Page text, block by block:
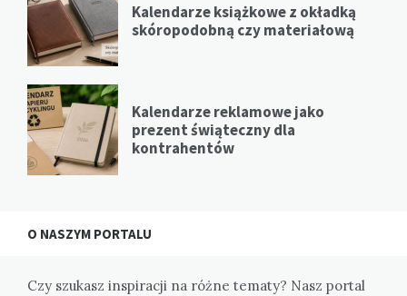
Kalendarze książkowe z okładką
skóropodobną czy materiałową
Kalendarze reklamowe jako
prezent świąteczny dla
kontrahentów
O NASZYM PORTALU
Czy szukasz inspiracji na różne tematy? Nasz portal